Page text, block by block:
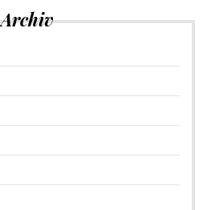
Archiv